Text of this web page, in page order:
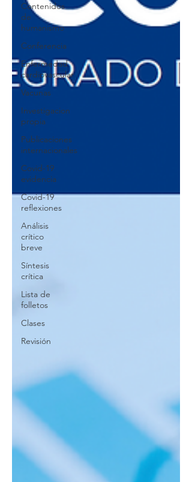
Contenidos
de
humanismo
Conferencia
Enfermedad
cardiovascular
Vacunas
Investigacion
propia
Publicaciones
internacionales
Covid-19
evidencia
Covid-19
reflexiones
Análisis
crítico
breve
Síntesis
crítica
Lista de
folletos
Clases
Revisión